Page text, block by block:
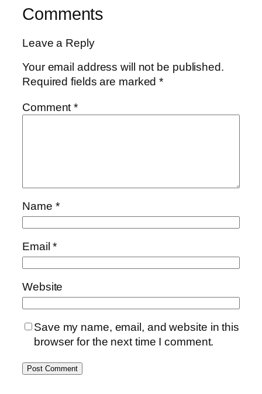
Comments
Leave a Reply
Your email address will not be published.
Required fields are marked*
Comment*
Name *
Email*
Website
Save my name, email, and website in this
browser for the next time I comment.